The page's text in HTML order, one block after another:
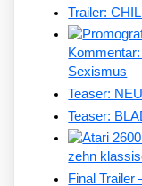
Trailer:
Sexismus
Teaser:
Teaser:
zehn
Final